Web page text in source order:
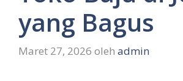
yang Bagus
Maret 27, 2026 oleh admin